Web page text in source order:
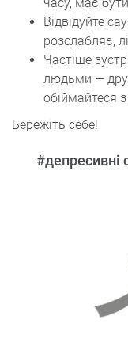
Відвідуйте
розслабляє,
Частіше
людьми —
обіймайтеся з
Бережіть себе!
#депресивні